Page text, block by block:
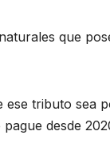
que
tributo sea
desde